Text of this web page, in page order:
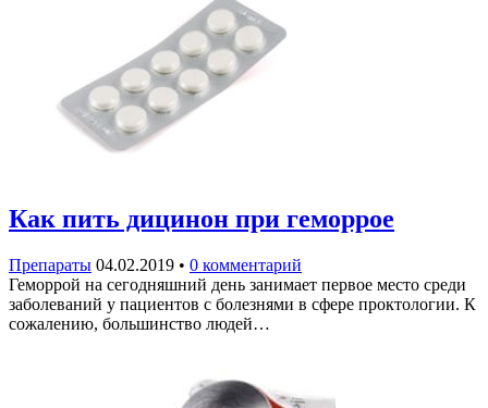
Как пить дицинон при геморрое
Препараты 04.02.2019 • 0 комментарий
Геморрой на сегодняшний день занимает первое место среди
заболеваний у пациентов с болезнями в сфере проктологии. К
сожалению, большинство людей…